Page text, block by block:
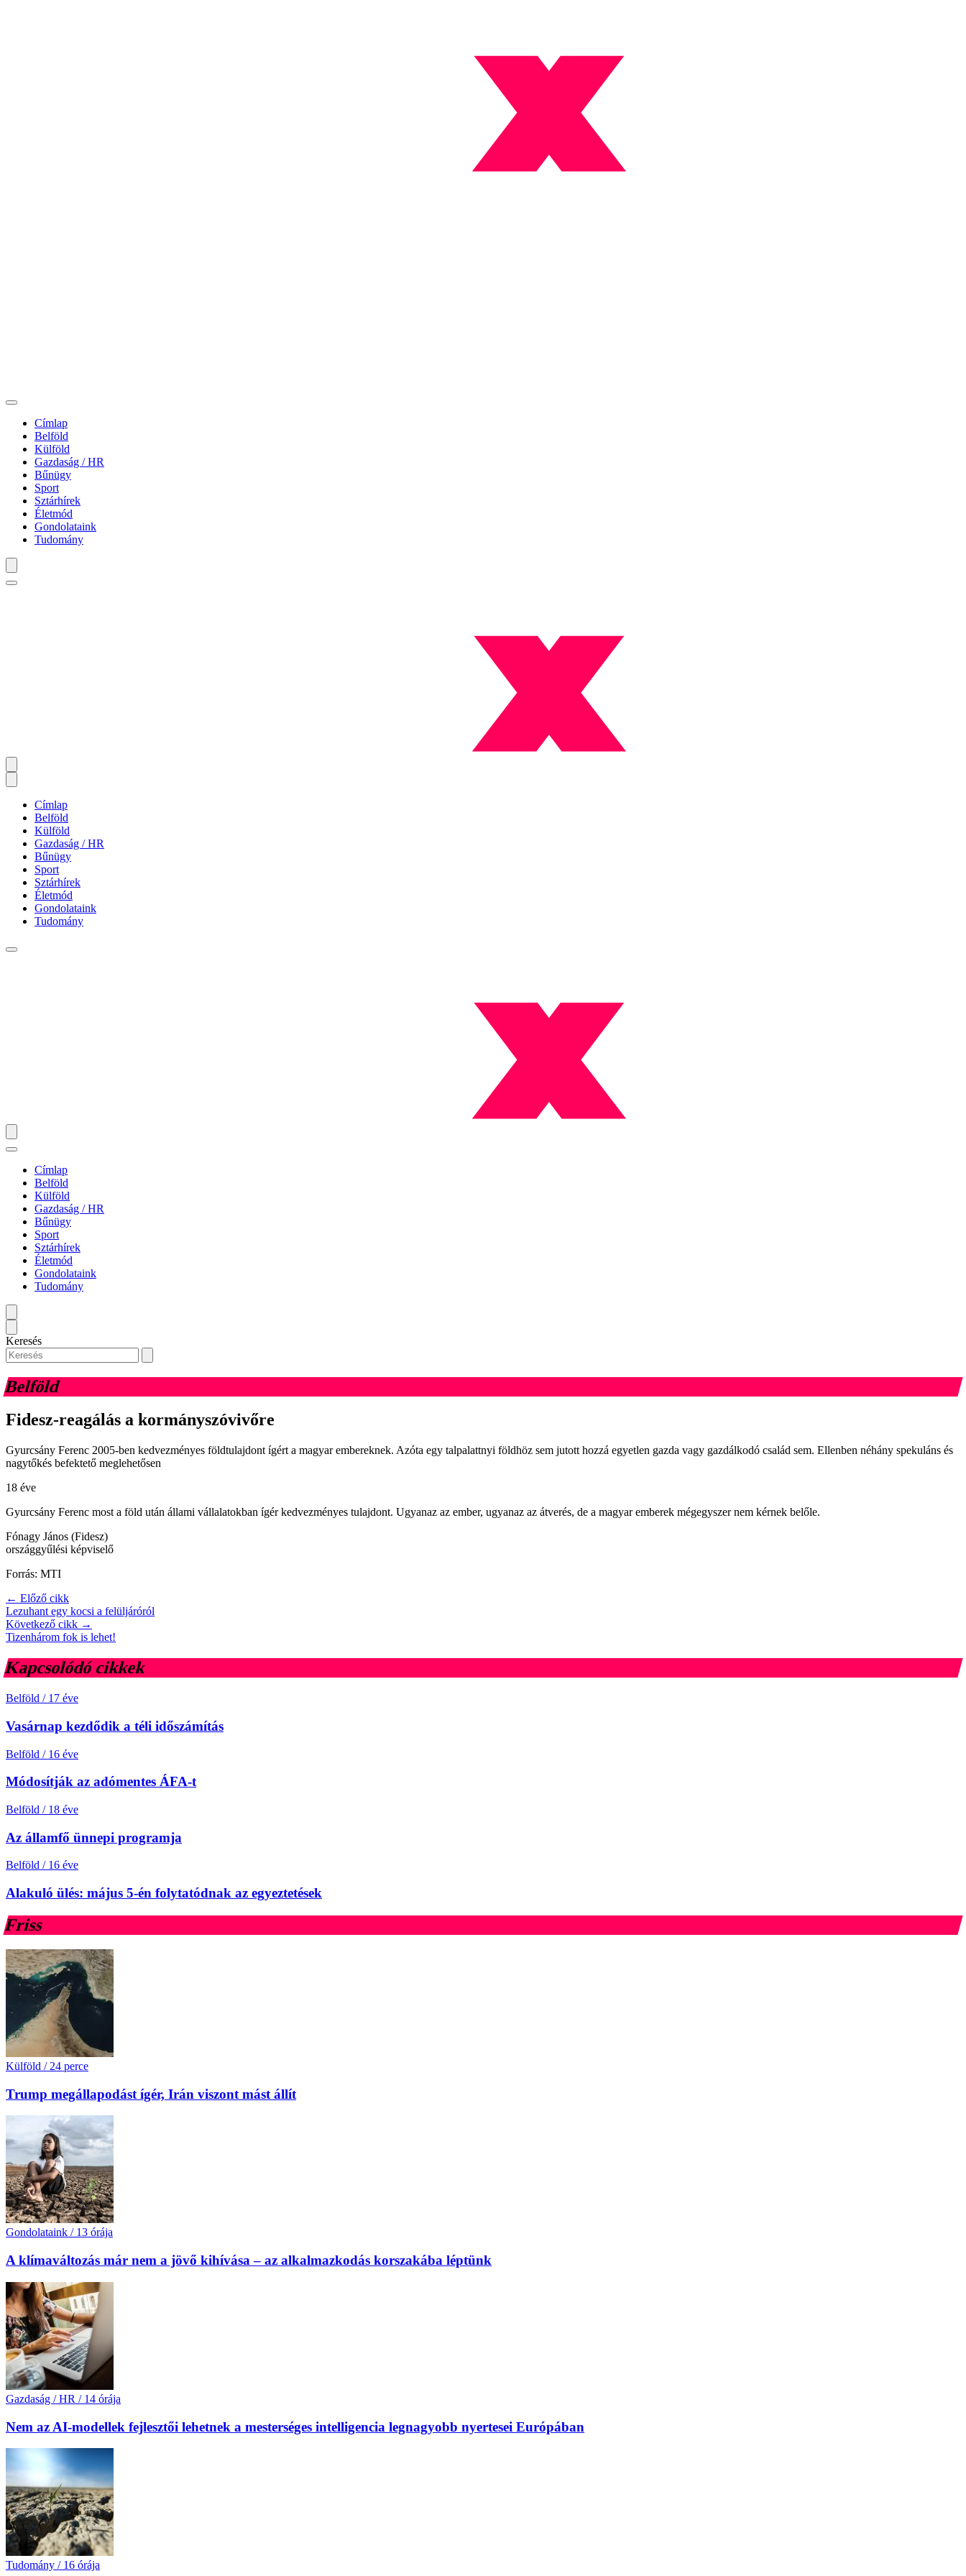
Címlap
Belföld
Külföld
Gazdaság / HR
Bűnügy
Sport
Sztárhírek
Életmód
Gondolataink
Tudomány
Címlap
Belföld
Külföld
Gazdaság / HR
Bűnügy
Sport
Sztárhírek
Életmód
Gondolataink
Tudomány
Címlap
Belföld
Külföld
Gazdaság / HR
Bűnügy
Sport
Sztárhírek
Életmód
Gondolataink
Tudomány
Keresés
Belföld
Fidesz-reagálás a kormányszóvivőre
Gyurcsány Ferenc 2005-ben kedvezményes földtulajdont ígért a magyar embereknek. Azóta egy talpalattnyi földhöz sem jutott hozzá egyetlen gazda vagy gazdálkodó család sem. Ellenben néhány spekuláns és
nagytőkés befektető meglehetősen
18 éve
Gyurcsány Ferenc most a föld után állami vállalatokban ígér kedvezményes tulajdont. Ugyanaz az ember, ugyanaz az átverés, de a magyar emberek mégegyszer nem kérnek belőle.
Fónagy János (Fidesz)
országgyűlési képviselő
Forrás: MTI
← Előző cikk
Lezuhant egy kocsi a felüljáróról
Következő cikk →
Tizenhárom fok is lehet!
Kapcsolódó cikkek
Belföld / 17 éve
Vasárnap kezdődik a téli időszámítás
Belföld / 16 éve
Módosítják az adómentes ÁFA-t
Belföld / 18 éve
Az államfő ünnepi programja
Belföld / 16 éve
Alakuló ülés: május 5-én folytatódnak az egyeztetések
Friss
Külföld / 24 perce
Trump megállapodást ígér, Irán viszont mást állít
Gondolataink / 13 órája
A klímaváltozás már nem a jövő kihívása – az alkalmazkodás korszakába léptünk
Gazdaság / HR / 14 órája
Nem az AI-modellek fejlesztői lehetnek a mesterséges intelligencia legnagyobb nyertesei Európában
Tudomány / 16 órája